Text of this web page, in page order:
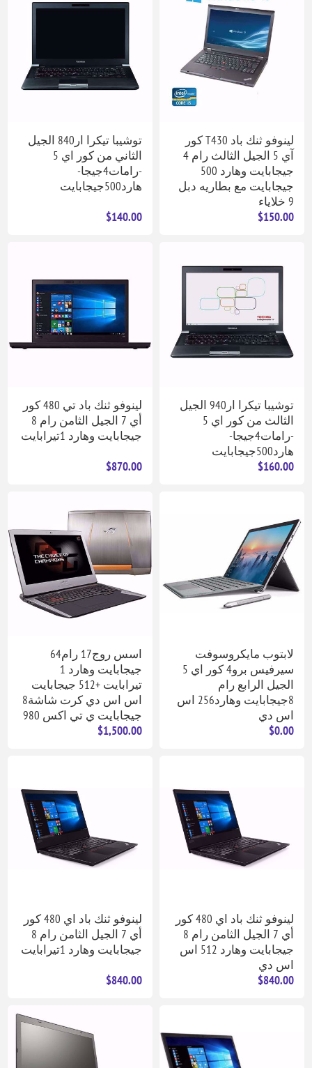
لينوفو ثنك باد T430 كور
آي 5 الجيل الثالث رام 4
جيجابايت وهارد 500
جيجابايت مع بطاريه دبل
9 خلاياء
$150.00
توشيبا تيكرا ار840 الجيل
الثاني من كور اي 5
-رامات4جيجا-
هارد500جيجابايت
$140.00
توشيبا تيكرا ار940 الجيل
الثالث من كور اي 5
-رامات4جيجا-
هارد500جيجابايت
$160.00
لينوفو ثنك باد تي 480 كور
أي 7 الجيل الثامن رام 8
جيجابايت وهارد 1تيرابايت
$870.00
لابتوب مايكروسوفت
سيرفيس برو4 كور اي 5
الجيل الرابع رام
8جيجابايت وهارد256 اس
اس دي
$0.00
اسس روج17 رام64
جيجابايت وهارد 1
تيرابايت +512 جيجابايت
اس اس دي كرت شاشة8
جيجابايت ي تي اكس 980
$1,500.00
لينوفو ثنك باد اي 480 كور
أي 7 الجيل الثامن رام 8
جيجابايت وهارد 512 اس
اس دي
$840.00
لينوفو ثنك باد اي 480 كور
أي 7 الجيل الثامن رام 8
جيجابايت وهارد 1تيرابايت
$840.00